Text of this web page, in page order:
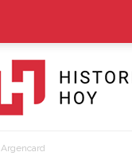
Argencard